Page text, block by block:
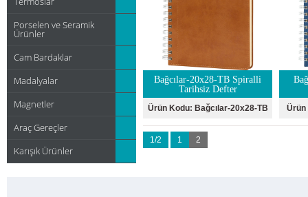
Porselen ve Seramik
Ürünler
Cam Bardaklar
Madalyalar
Magnetler
Araç Gereçler
Karışık Ürünler
Bağcılar-20x28-TB Spiralli
Tarihsiz Defter
Ürün Kodu: Bağcılar-20x28-TB
1/2 1 2